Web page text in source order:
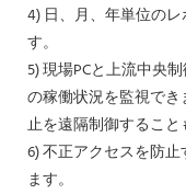
4) 日、月、年単位の
す。
5) 現場PCと上流中央
の稼働状況を監視で
止を遠隔制御すること
6) 不正アクセスを防
ます。